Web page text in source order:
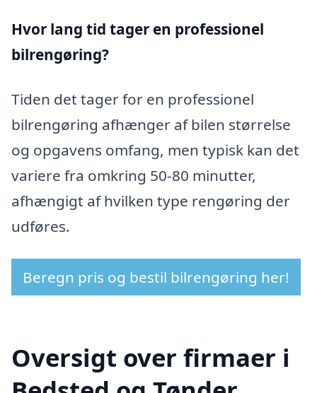
Hvor lang tid tager en professionel
bilrengøring?
Tiden det tager for en professionel
bilrengøring afhænger af bilen størrelse
og opgavens omfang, men typisk kan det
variere fra omkring 50-80 minutter,
afhængigt af hvilken type rengøring der
udføres.
Beregn pris og bestil bilrengøring her!
Oversigt over firmaer i